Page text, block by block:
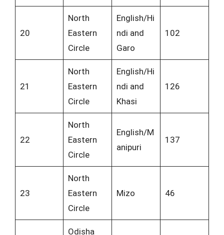
20
North
Eastern
Circle
English/Hi
ndi and
Garo
102
21
North
Eastern
Circle
English/Hi
ndi and
Khasi
126
22
North
Eastern
Circle
English/M
anipuri
137
23
North
Eastern
Circle
Mizo 46
Odisha